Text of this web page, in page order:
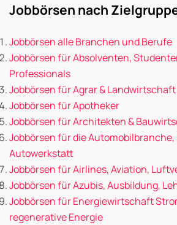
Jobbörsen nach
Jobbörsen alle Branchen und Berufe
Jobbörsen für Absolventen,
Professionals
Jobbörsen für Agrar & Landwirtschaft
Jobbörsen für Apotheker
Jobbörsen für Architekten &
Jobbörsen für die
Autowerkstatt
Jobbörsen für Airlines, Aviation,
Jobbörsen für Azubis, Ausbildung,
Jobbörsen für Energiewirtschaft
regenerative Energie